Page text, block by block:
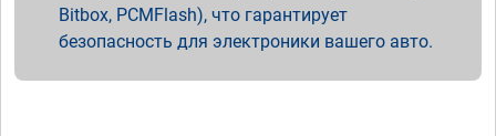
Bitbox, PCMFlash), что гарантирует
безопасность для электроники вашего авто.